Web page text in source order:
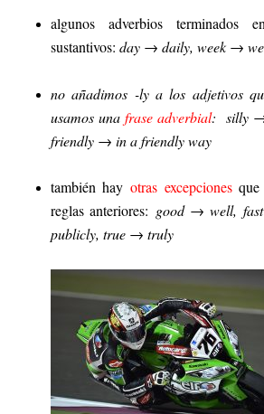
algunos adverbios terminados
sustantivos: day → daily, week →
no añadimos -ly a los adjetivos
usamos una frase adverbial:silly
friendly → in a friendly way
también hay otras excepcionesque
reglas anteriores: good → well,
publicly, true → truly